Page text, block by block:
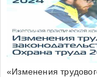
«Изменения